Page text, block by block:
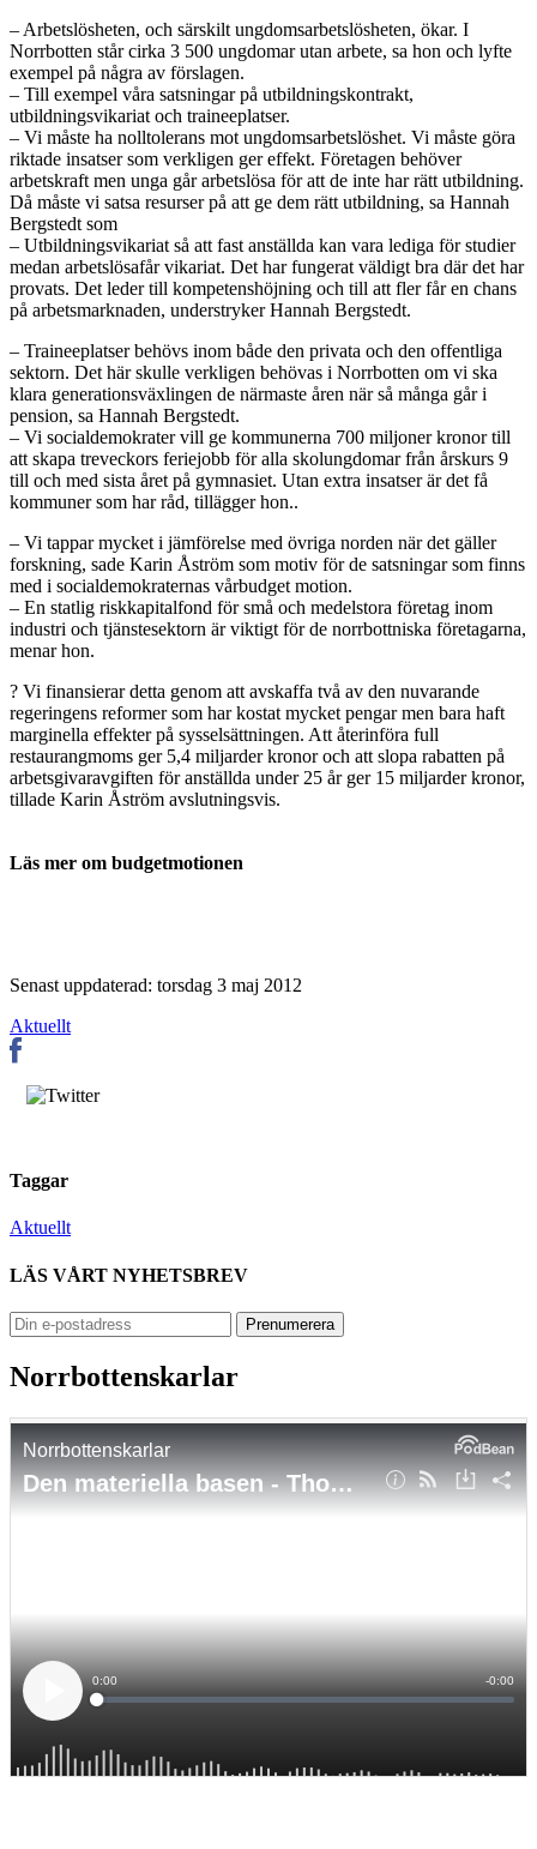
– Arbetslösheten, och särskilt ungdomsarbetslösheten, ökar. I
Norrbotten står cirka 3 500 ungdomar utan arbete, sa hon och lyfte
exempel på några av förslagen.
– Till exempel våra satsningar på utbildningskontrakt,
utbildningsvikariat och traineeplatser.
– Vi måste ha nolltolerans mot ungdomsarbetslöshet. Vi måste göra
riktade insatser som verkligen ger effekt. Företagen behöver
arbetskraft men unga går arbetslösa för att de inte har rätt utbildning.
Då måste vi satsa resurser på att ge dem rätt utbildning, sa Hannah
Bergstedt som
– Utbildningsvikariat så att fast anställda kan vara lediga för studier
medan arbetslösafår vikariat. Det har fungerat väldigt bra där det har
provats. Det leder till kompetenshöjning och till att fler får en chans
på arbetsmarknaden, understryker Hannah Bergstedt.
– Traineeplatser behövs inom både den privata och den offentliga
sektorn. Det här skulle verkligen behövas i Norrbotten om vi ska
klara generationsväxlingen de närmaste åren när så många går i
pension, sa Hannah Bergstedt.
– Vi socialdemokrater vill ge kommunerna 700 miljoner kronor till
att skapa treveckors feriejobb för alla skolungdomar från årskurs 9
till och med sista året på gymnasiet. Utan extra insatser är det få
kommuner som har råd, tillägger hon..
– Vi tappar mycket i jämförelse med övriga norden när det gäller
forskning, sade Karin Åström som motiv för de satsningar som finns
med i socialdemokraternas vårbudget motion.
– En statlig riskkapitalfond för små och medelstora företag inom
industri och tjänstesektorn är viktigt för de norrbottniska företagarna,
menar hon.
? Vi finansierar detta genom att avskaffa två av den nuvarande
regeringens reformer som har kostat mycket pengar men bara haft
marginella effekter på sysselsättningen. Att återinföra full
restaurangmoms ger 5,4 miljarder kronor och att slopa rabatten på
arbetsgivaravgiften för anställda under 25 år ger 15 miljarder kronor,
tillade Karin Åström avslutningsvis.
Läs mer om budgetmotionen
Senast uppdaterad: torsdag 3 maj 2012
Aktuellt
Taggar
Aktuellt
LÄS VÅRT NYHETSBREV
Norrbottenskarlar